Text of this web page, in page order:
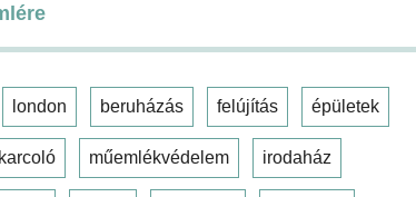
london beruházás felújítás épületek
műemlékvédelem irodaház